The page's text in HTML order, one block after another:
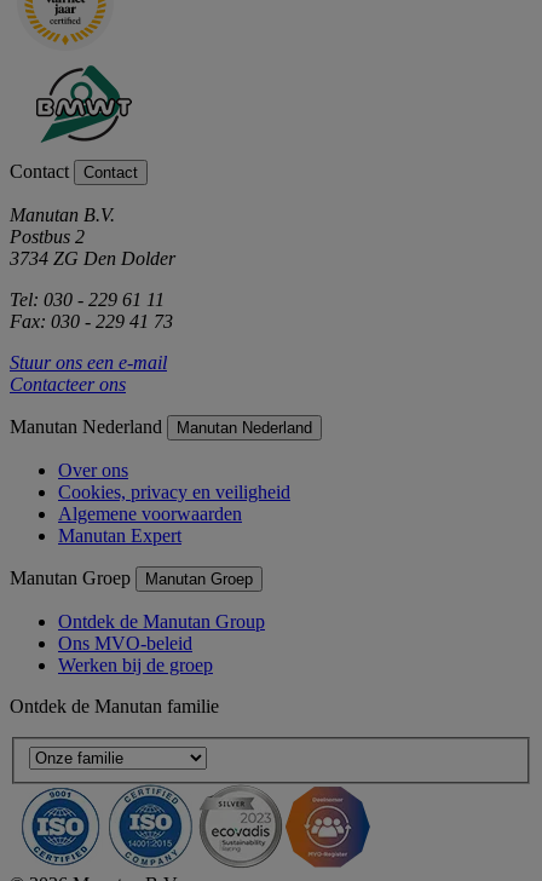
Contact Contact
Manutan B.V.
Postbus 2
3734 ZG Den Dolder
Tel: 030 - 229 61 11
Fax: 030 - 229 41 73
Stuur ons een e-mail
Contacteer ons
Manutan Nederland Manutan Nederland
Over ons
Cookies, privacy en veiligheid
Algemene voorwaarden
Manutan Expert
Manutan Groep Manutan Groep
Ontdek de Manutan Group
Ons MVO-beleid
Werken bij de groep
Ontdek de Manutan familie